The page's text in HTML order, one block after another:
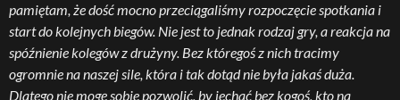
pamiętam, że dość mocno przeciągaliśmy rozpoczęcie spotkania i
start do kolejnych biegów. Nie jest to jednak rodzaj gry, a reakcja na
spóźnienie kolegów z drużyny. Bez któregoś z nich tracimy
ogromnie na naszej sile, która i tak dotąd nie była jakaś duża.
Dlatego nie mogę sobie pozwolić, by jechać bez kogoś, kto na